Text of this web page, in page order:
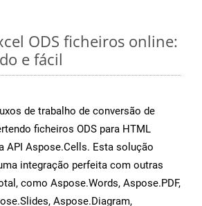
ODS ficheiros online:
e fácil
de trabalho de conversão de
ficheiros ODS para HTML
API Aspose.Cells. Esta solução
integração perfeita com outras
como Aspose.Words, Aspose.PDF,
Aspose.Diagram,